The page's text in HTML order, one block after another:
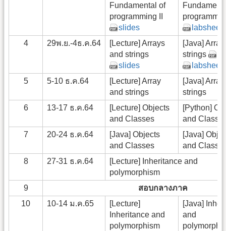
Fundamental of
programming II
slides
labsheet
4
29พ.ย.-4ธ.ค.64
[Lecture] Arrays
and strings
slides
[Java]
strings
labsheet
5
5-10 ธ.ค.64
[Lecture] Array
and strings
[Java]
strings
6
13-17 ธ.ค.64
[Lecture] Objects
and Classes
[Python]
and
7
20-24 ธ.ค.64
[Java] Objects
and Classes
[Java]
and
8
27-31 ธ.ค.64
[Lecture] Inheritance and
polymorphism
9
สอบกลางภาค
10
10-14 ม.ค.65
[Lecture]
Inheritance and
polymorphism
[Java]
and